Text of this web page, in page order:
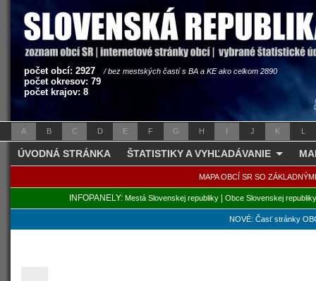
počet obcí: 2927 / bez mestských častí s BA a KE ako celkom 2890
počet okresov: 79
počet krajov: 8
A B C D E F G H I J K L
ÚVODNÁ STRÁNKA ŠTATISTIKY A VYHĽADÁVANIE
MAPA OBCÍ SR SO
INFOPANELY: Mestá Slovenskej republiky| Obce Slovenskej republiky
NOVÉ: Časť stránky